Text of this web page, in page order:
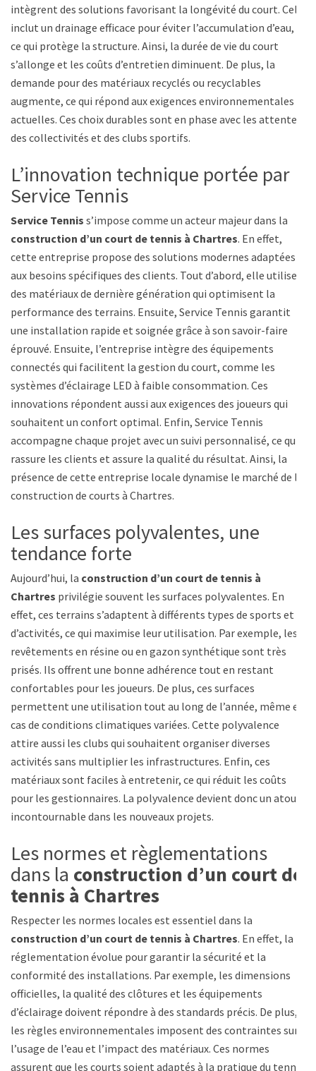
intègrent des solutions favorisant la longévité du court. Cela
inclut un drainage efficace pour éviter l’accumulation d’eau,
ce qui protège la structure. Ainsi, la durée de vie du court
s’allonge et les coûts d’entretien diminuent. De plus, la
demande pour des matériaux recyclés ou recyclables
augmente, ce qui répond aux exigences environnementales
actuelles. Ces choix durables sont en phase avec les attentes
des collectivités et des clubs sportifs.
L’innovation technique portée par
Service Tennis
Service Tennis s’impose comme un acteur majeur dans la
construction d’un court de tennis à Chartres. En effet,
cette entreprise propose des solutions modernes adaptées
aux besoins spécifiques des clients. Tout d’abord, elle utilise
des matériaux de dernière génération qui optimisent la
performance des terrains. Ensuite, Service Tennis garantit
une installation rapide et soignée grâce à son savoir-faire
éprouvé. Ensuite, l’entreprise intègre des équipements
connectés qui facilitent la gestion du court, comme les
systèmes d’éclairage LED à faible consommation. Ces
innovations répondent aussi aux exigences des joueurs qui
souhaitent un confort optimal. Enfin, Service Tennis
accompagne chaque projet avec un suivi personnalisé, ce qui
rassure les clients et assure la qualité du résultat. Ainsi, la
présence de cette entreprise locale dynamise le marché de la
construction de courts à Chartres.
Les surfaces polyvalentes, une
tendance forte
Aujourd’hui, la construction d’un court de tennis à
Chartres privilégie souvent les surfaces polyvalentes. En
effet, ces terrains s’adaptent à différents types de sports et
d’activités, ce qui maximise leur utilisation. Par exemple, les
revêtements en résine ou en gazon synthétique sont très
prisés. Ils offrent une bonne adhérence tout en restant
confortables pour les joueurs. De plus, ces surfaces
permettent une utilisation tout au long de l’année, même en
cas de conditions climatiques variées. Cette polyvalence
attire aussi les clubs qui souhaitent organiser diverses
activités sans multiplier les infrastructures. Enfin, ces
matériaux sont faciles à entretenir, ce qui réduit les coûts
pour les gestionnaires. La polyvalence devient donc un atout
incontournable dans les nouveaux projets.
Les normes et règlementations
dans la construction d’un court de
tennis à Chartres
Respecter les normes locales est essentiel dans la
construction d’un court de tennis à Chartres. En effet, la
réglementation évolue pour garantir la sécurité et la
conformité des installations. Par exemple, les dimensions
officielles, la qualité des clôtures et les équipements
d’éclairage doivent répondre à des standards précis. De plus,
les règles environnementales imposent des contraintes sur
l’usage de l’eau et l’impact des matériaux. Ces normes
assurent que les courts soient adaptés à la pratique du tennis